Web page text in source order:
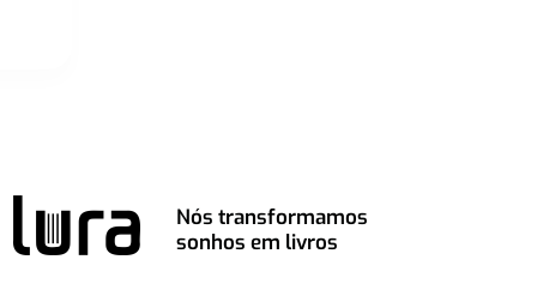
Nós transformamos
sonhos em livros